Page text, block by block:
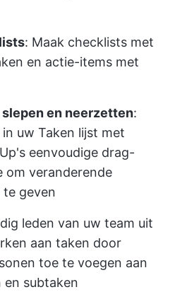
: Maak checklists met
en actie-items met
en neerzetten:
uw Taken lijst met
eenvoudige drag-
veranderende
geven
leden van uw team uit
aan taken door
toe te voegen aan
en subtaken